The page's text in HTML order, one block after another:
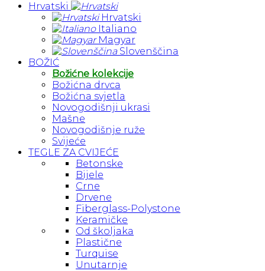
Hrvatski
Hrvatski
Italiano
Magyar
Slovenščina
BOŽIĆ
Božićne kolekcije
Božićna drvca
Božićna svjetla
Novogodišnji ukrasi
Mašne
Novogodišnje ruže
Svijeće
TEGLE ZA CVIJEĆE
Betonske
Bijele
Crne
Drvene
Fiberglass-Polystone
Keramičke
Od školjaka
Plastične
Turquise
Unutarnje